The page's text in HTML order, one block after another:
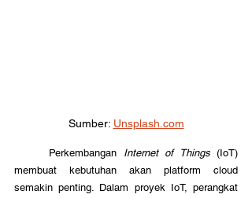
Sumber: Unsplash.com
	Perkembangan
Internet of Things (IoT)
membuat kebutuhan akan platform cloud
semakin penting. Dalam proyek IoT, perangkat